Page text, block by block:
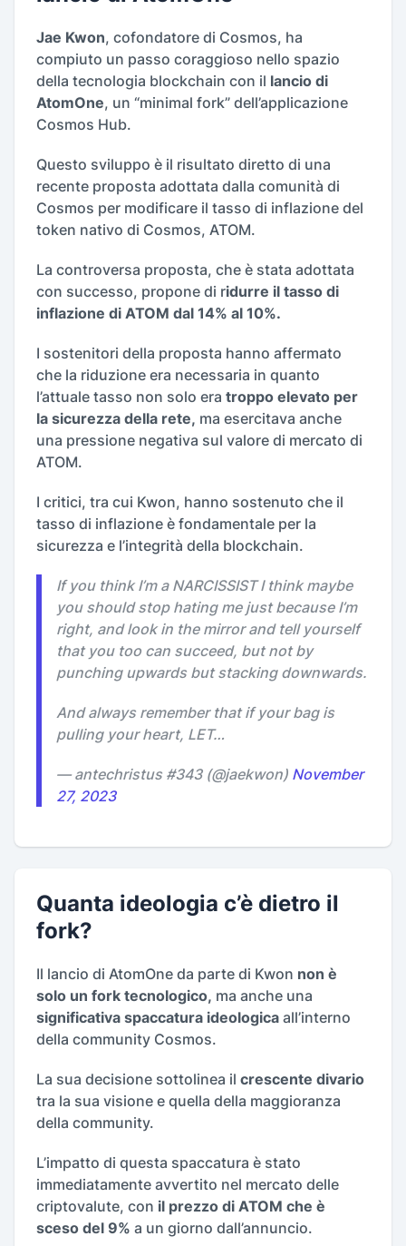
Jae Kwon, cofondatore di Cosmos, ha
compiuto un passo coraggioso nello spazio
della tecnologia blockchain con il lancio di
AtomOne, un “minimal fork” dell’applicazione
Cosmos Hub.
Questo sviluppo è il risultato diretto di una
recente proposta adottata dalla comunità di
Cosmos per modificare il tasso di inflazione del
token nativo di Cosmos, ATOM.
La controversa proposta, che è stata adottata
con successo, propone di ridurre il tasso di
inflazione di ATOM dal 14% al 10%.
I sostenitori della proposta hanno affermato
che la riduzione era necessaria in quanto
l’attuale tasso non solo era troppo elevato per
la sicurezza della rete, ma esercitava anche
una pressione negativa sul valore di mercato di
ATOM.
I critici, tra cui Kwon, hanno sostenuto che il
tasso di inflazione è fondamentale per la
sicurezza e l’integrità della blockchain.
If you think I’m a NARCISSIST I think maybe
you should stop hating me just because I’m
right, and look in the mirror and tell yourself
that you too can succeed, but not by
punching upwards but stacking downwards.
And always remember that if your bag is
pulling your heart, LET…
— antechristus #343 (@jaekwon) November
27, 2023
Quanta ideologia c’è dietro il
fork?
Il lancio di AtomOne da parte di Kwon non è
solo un fork tecnologico, ma anche una
significativa spaccatura ideologica all’interno
della community Cosmos.
La sua decisione sottolinea il crescente divario
tra la sua visione e quella della maggioranza
della community.
L’impatto di questa spaccatura è stato
immediatamente avvertito nel mercato delle
criptovalute, con il prezzo di ATOM che è
sceso del 9% a un giorno dall’annuncio.